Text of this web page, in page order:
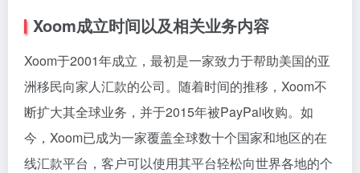
Xoom成立时间以及相关业务内容
Xoom于2001年成立，最初是一家致力于帮助美国的亚
洲移民向家人汇款的公司。随着时间的推移，Xoom不
断扩大其全球业务，并于2015年被PayPal收购。如
今，Xoom已成为一家覆盖全球数十个国家和地区的在
线汇款平台，客户可以使用其平台轻松向世界各地的个